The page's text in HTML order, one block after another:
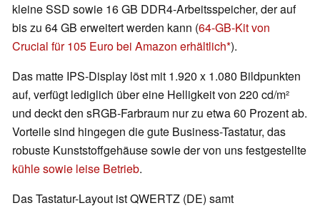
kleine SSD sowie 16 GB DDR4-Arbeitsspeicher, der auf
bis zu 64 GB erweitert werden kann (64-GB-Kit von
Crucial für 105 Euro bei Amazon erhältlich ).
Das matte IPS-Display löst mit 1.920 x 1.080 Bildpunkten
auf, verfügt lediglich über eine Helligkeit von 220 cd/m²
und deckt den sRGB-Farbraum nur zu etwa 60 Prozent ab.
Vorteile sind hingegen die gute Business-Tastatur, das
robuste Kunststoffgehäuse sowie der von uns festgestellte
kühle sowie leise Betrieb.
Das Tastatur-Layout ist QWERTZ (DE) samt